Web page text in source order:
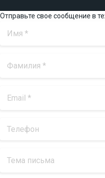
Отправьте свое сообщение в